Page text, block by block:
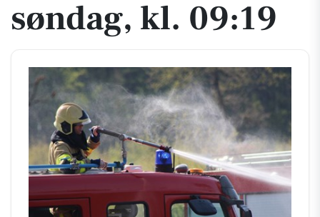
søndag, kl. 09:19